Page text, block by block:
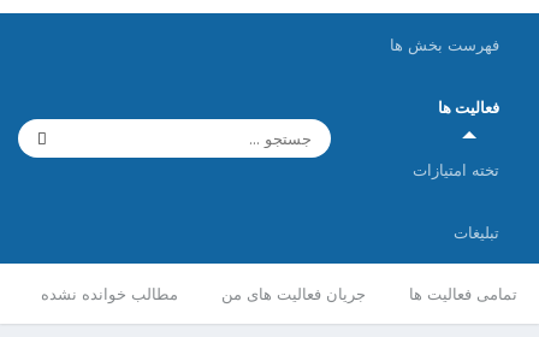
فهرست بخش ها
فعالیت ها
تمامی فعالیت ها جریان فعالیت های من مطالب خوانده نشده
تخته امتیازات
تبلیغات